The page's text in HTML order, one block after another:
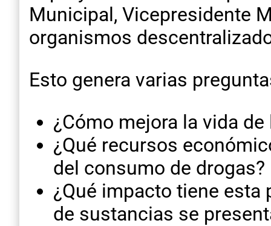
Municipal, Vicepresidente
organismos
Esto genera varias
¿Cómo mejora la vida
¿Qué recursos
del consumo de drogas?
¿Qué impacto tiene
de sustancias se